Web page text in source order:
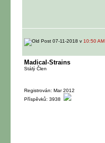
07-11-2018 v 10:50 AM
Madical-Strains
Stálý Člen
Registrován: Mar 2012
Příspěvků: 3938